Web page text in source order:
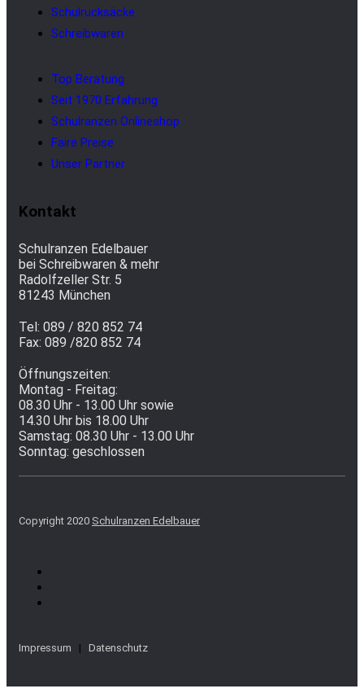
Schulrucksäcke
Schreibwaren
Top Beratung
Seit 1970 Erfahrung
Schulranzen Onlineshop
Faire Preise
Unser Partner
Kontakt
Schulranzen Edelbauer
bei Schreibwaren & mehr
Radolfzeller Str. 5
81243 München
Tel: 089 / 820 852 74
Fax: 089 /820 852 74
Öffnungszeiten:
Montag - Freitag:
08.30 Uhr - 13.00 Uhr sowie
14.30 Uhr bis 18.00 Uhr
Samstag: 08.30 Uhr - 13.00 Uhr
Sonntag: geschlossen
Copyright 2020 Schulranzen Edelbauer
Impressum | Datenschutz